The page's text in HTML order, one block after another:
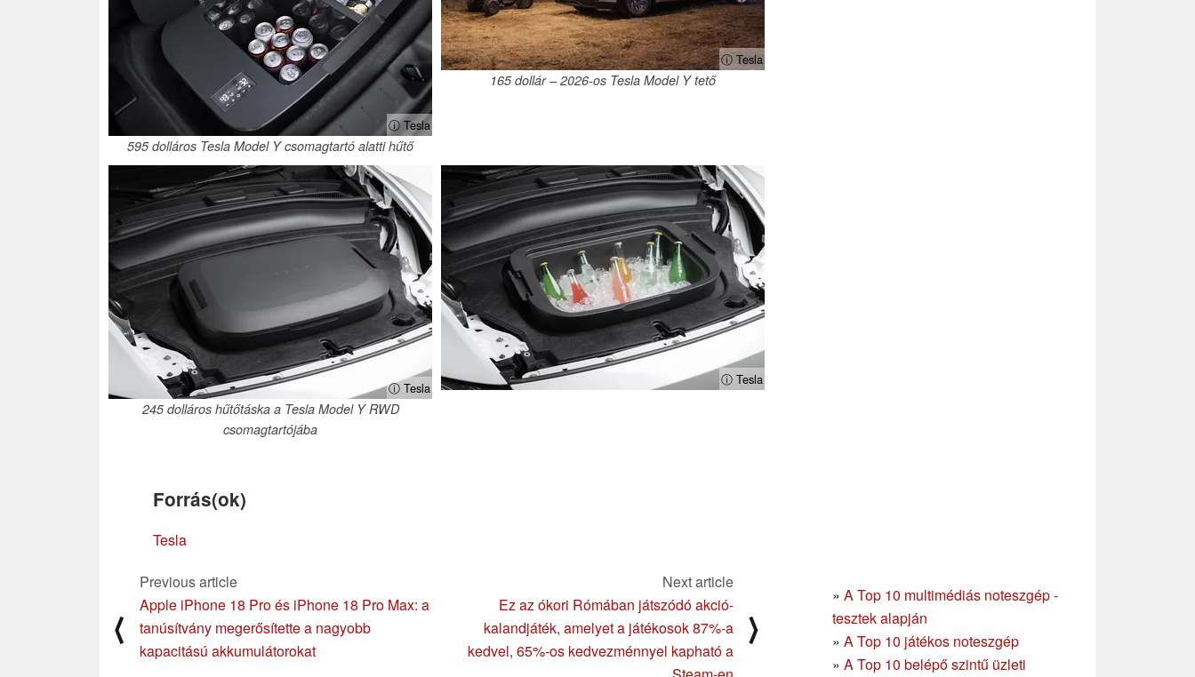
ⓘ Tesla
595 dolláros Tesla Model Y csomagtartó alatti hűtő
ⓘ Tesla
165 dollár – 2026-os Tesla Model Y tető
ⓘ Tesla
245 dolláros hűtőtáska a Tesla Model Y RWD
csomagtartójába
ⓘ Tesla
Forrás(ok)
Tesla
» A Top 10 multimédiás noteszgép -
tesztek alapján
» A Top 10 játékos noteszgép
» A Top 10 belépő szintű üzleti
⟨
Previous article
Apple iPhone 18 Pro és iPhone 18 Pro Max: a
tanúsítvány megerősítette a nagyobb
kapacitású akkumulátorokat
Next article
Ez az ókori Rómában játszódó akció-
kalandjáték, amelyet a játékosok 87%-a
kedvel, 65%-os kedvezménnyel kapható a
⟩